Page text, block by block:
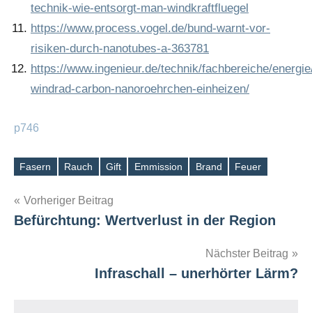
technik-wie-entsorgt-man-windkraftfluegel
https://www.process.vogel.de/bund-warnt-vor-
risiken-durch-nanotubes-a-363781
https://www.ingenieur.de/technik/fachbereiche/
windrad-carbon-nanoroehrchen-einheizen/
p746
Schlagwörter
Fasern Rauch Gift Emmission Brand Feuer
Beitragsnavigation
Vorheriger Beitrag
Befürchtung: Wertverlust in der Region
Nächster Beitrag
Infraschall – unerhörter Lärm?